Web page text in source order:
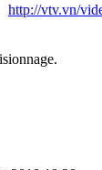
http://vtv.vn/